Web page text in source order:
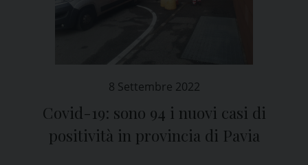
8 Settembre 2022
Covid-19: sono 94 i nuovi casi di
positività in provincia di Pavia